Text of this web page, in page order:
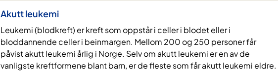
Akutt leukemi
Leukemi (blodkreft) er kreft som oppstår i celler i blodet eller i
bloddannende celler i beinmargen. Mellom 200 og 250 personer får
påvist akutt leukemi årlig i Norge. Selv om akutt leukemi er en av de
vanligste kreftformene blant barn, er de fleste som får akutt leukemi eldre.